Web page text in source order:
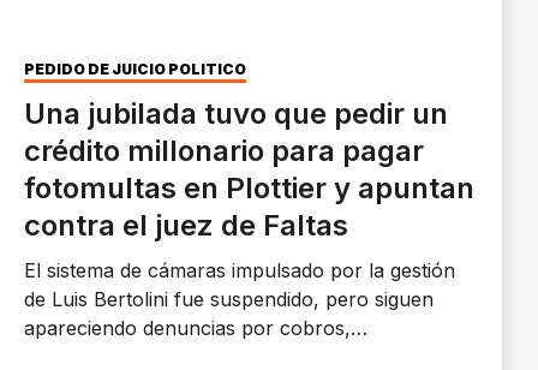
PEDIDO DE JUICIO POLÍTICO
Una jubilada tuvo que pedir un
crédito millonario para pagar
fotomultas en Plottier y apuntan
contra el juez de Faltas
El sistema de cámaras impulsado por la gestión
de Luis Bertolini fue suspendido, pero siguen
apareciendo denuncias por cobros,